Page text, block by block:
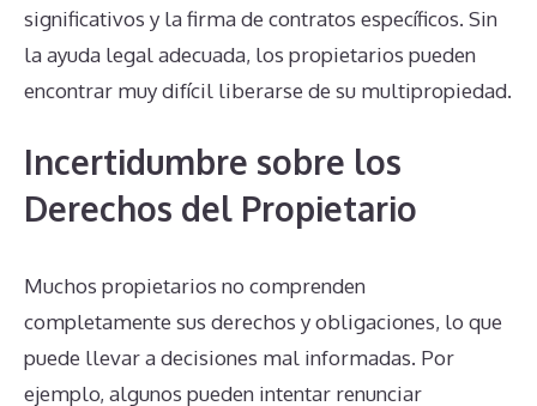
significativos y la firma de contratos específicos. Sin
la ayuda legal adecuada, los propietarios pueden
encontrar muy difícil liberarse de su multipropiedad.
Incertidumbre sobre los
Derechos del Propietario
Muchos propietarios no comprenden
completamente sus derechos y obligaciones, lo que
puede llevar a decisiones mal informadas. Por
ejemplo, algunos pueden intentar renunciar